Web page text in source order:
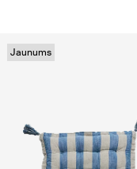
Jaunums